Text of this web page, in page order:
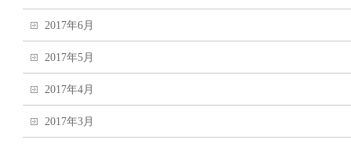
2017年6月
2017年5月
2017年4月
2017年3月